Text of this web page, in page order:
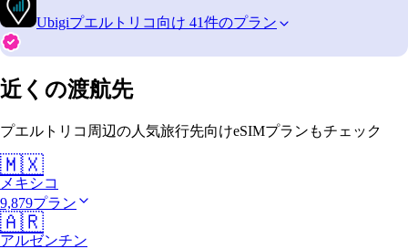
Ubigiプエルトリコ向け 41件のプラン
近くの渡航先
プエルトリコ周辺の人気旅行先向けeSIMプランもチェック
🇲🇽
メキシコ
9,879プラン
🇦🇷
アルゼンチン